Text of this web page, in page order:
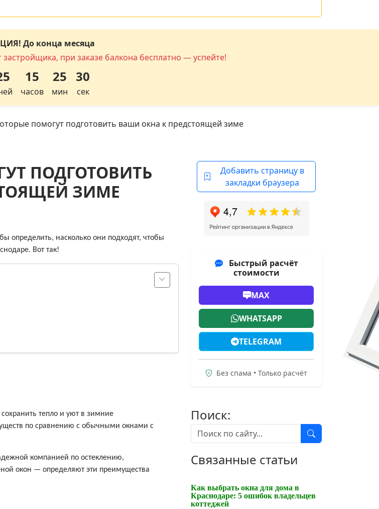
До конца месяца
при заказе балкона бесплатно — успейте!
15
часов
25
мин
29
сек
помогут подготовить ваши окна к предстоящей зиме
ПОДГОТОВИТЬ
ЗИМЕ
определить, насколько они подходят, чтобы
Вот так!
тепло и уют в зимние
по сравнению с обычными окнами с
компанией по остеклению,
окон — определяют эти преимущества
Добавить страницу в
закладки браузера
Быстрый расчёт
стоимости
MAX
WHATSAPP
TELEGRAM
Без спама • Только расчёт
Поиск:
Связанные статьи
Как выбрать окна для дома в
Краснодаре: 5 ошибок владельцев
коттеджей